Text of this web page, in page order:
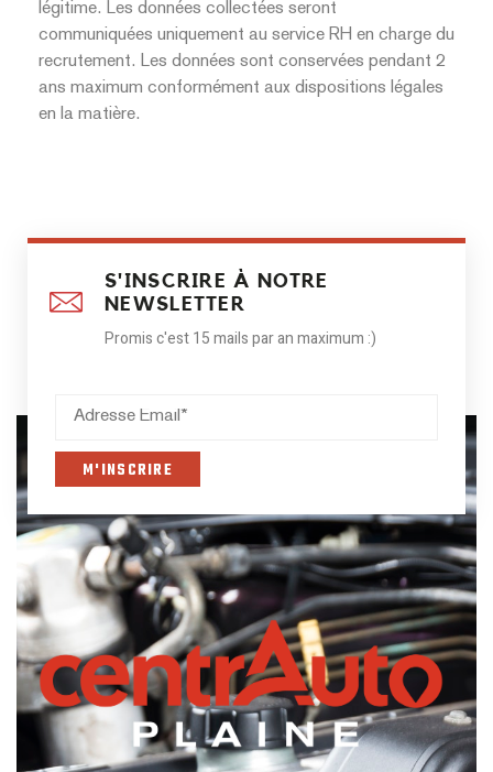
légitime. Les données collectées seront
communiquées uniquement au service RH en charge du
recrutement. Les données sont conservées pendant 2
ans maximum conformément aux dispositions légales
en la matière.
S'INSCRIRE À NOTRE
NEWSLETTER
Promis c'est 15 mails par an maximum :)